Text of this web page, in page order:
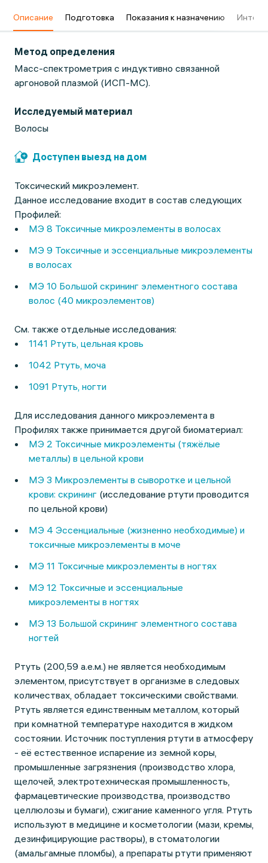
Описание Подготовка Показания к назначению
Метод определения
Масс-спектрометрия с индуктивно связанной
аргоновой плазмой (ИСП-МС).
Исследуемый материал
Волосы
Доступен выезд на дом
Токсический микроэлемент.
Данное исследование входит в состав следующих
Профилей:
МЭ 8 Токсичные микроэлементы в волосах
МЭ 9 Токсичные и эссенциальные микроэлементы
в волосах
МЭ 10 Большой скрининг элементного состава
волос (40 микроэлементов)
См. также отдельные исследования:
1141 Ртуть, цельная кровь
1042 Ртуть, моча
1091 Ртуть, ногти
Для исследования данного микроэлемента в
Профилях также принимается другой биоматериал:
МЭ 2 Токсичные микроэлементы (тяжёлые
металлы) в цельной крови
МЭ 3 Микроэлементы в сыворотке и цельной
крови: скрининг (исследование ртути проводится
по цельной крови)
МЭ 4 Эссенциальные (жизненно необходимые) и
токсичные микроэлементы в моче
МЭ 11 Токсичные микроэлементы в ногтях
МЭ 12 Токсичные и эссенциальные
микроэлементы в ногтях
МЭ 13 Большой скрининг элементного состава
ногтей
Ртуть (200,59 а.е.м.) не является необходимым
элементом, присутствует в организме в следовых
количествах, обладает токсическими свойствами.
Ртуть является единственным металлом, который
при комнатной температуре находится в жидком
состоянии. Источник поступления ртути в атмосферу
- её естественное испарение из земной коры,
промышленные загрязнения (производство хлора,
щелочей, электротехническая промышленность,
фармацевтические производства, производство
целлюлозы и бумаги), сжигание каменного угля. Ртуть
используют в медицине и косметологии (мази, кремы,
дезинфицирующие растворы), в стоматологии
(амальгамные пломбы), а препараты ртути применяют